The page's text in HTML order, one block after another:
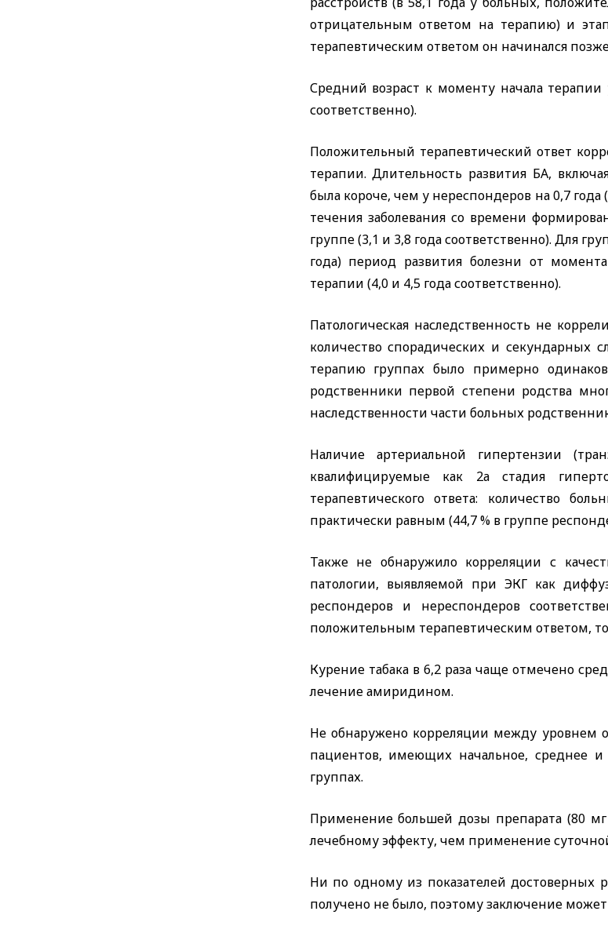
отрицательным ответом на терапию) и
терапевтическим ответом он начинался позже
Средний возраст к моменту начала
соответственно).
Положительный терапевтический ответ
терапии. Длительность развития БА,
была короче, чем у нереспондеров на 0,7 года
течения заболевания со времени
группе (3,1 и 3,8 года соответственно). Для
года) период развития болезни от
терапии (4,0 и 4,5 года соответственно).
Патологическая наследственность не
количество спорадических и секундарных
терапию группах было примерно
родственники первой степени родства
наследственности части больных
Наличие артериальной гипертензии
квалифицируемые как 2а стадия
терапевтического ответа: количество
практически равным (44,7 % в группе
Также не обнаружило корреляции с
патологии, выявляемой при ЭКГ как
респондеров и нереспондеров
положительным терапевтическим ответом,
Курение табака в 6,2 раза чаще отмечено
лечение амиридином.
Не обнаружено корреляции между уровнем
пациентов, имеющих начальное, среднее
группах.
Применение большей дозы препарата (80
лечебному эффекту, чем применение
Ни по одному из показателей достоверных
получено не было, поэтому заключение